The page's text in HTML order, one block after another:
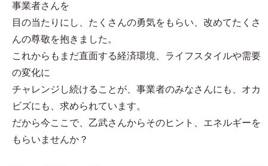
事業者さんを
目の当たりにし、たくさんの勇気をもらい、改めてたくさ
んの尊敬を抱きました。
これからもまだ直面する経済環境、ライフスタイルや需要
の変化に
チャレンジし続けることが、事業者のみなさんにも、オカ
ビズにも、求められています。
だから今ここで、乙武さんからそのヒント、エネルギーを
もらいませんか？